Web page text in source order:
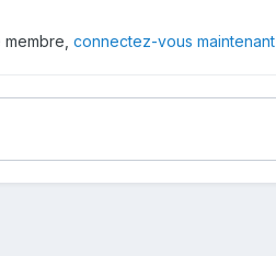
connectez-vous maintenant